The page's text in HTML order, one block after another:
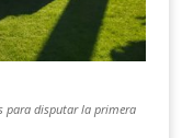
para disputar la primera